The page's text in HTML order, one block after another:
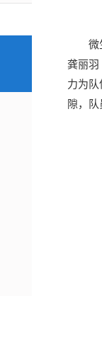
微
龚丽羽
力为队
隙，